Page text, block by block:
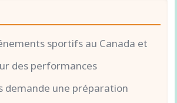
sportifs au Canada et
des performances
demande une préparation